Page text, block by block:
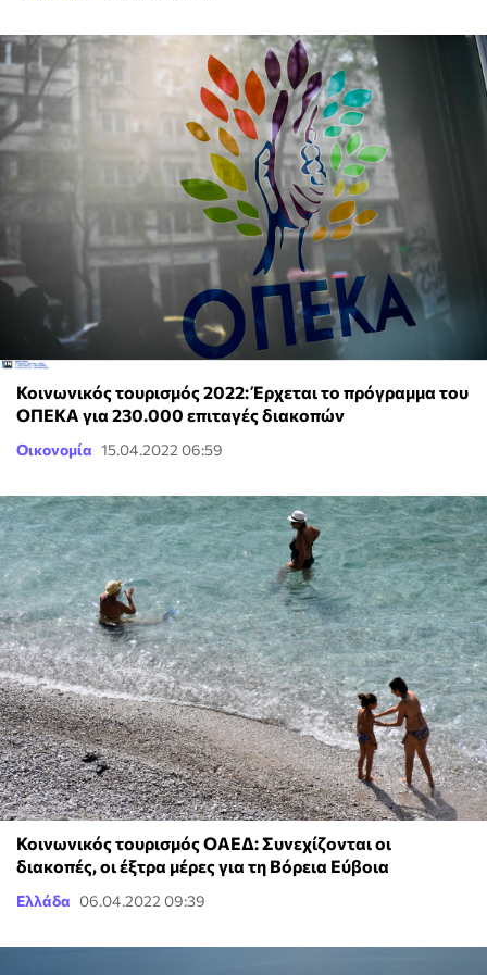
Κοινωνικός τουρισμός 2022: Έρχεται το πρόγραμμα του
ΟΠΕΚΑ για 230.000 επιταγές διακοπών
Οικονομία 15.04.2022 06:59
Κοινωνικός τουρισμός ΟΑΕΔ: Συνεχίζονται οι
διακοπές, οι έξτρα μέρες για τη Βόρεια Εύβοια
Ελλάδα 06.04.2022 09:39